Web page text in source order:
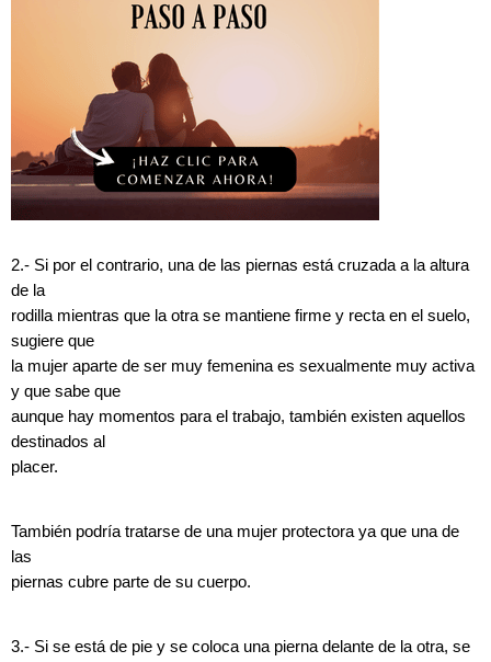
2.- Si por el contrario, una de las piernas está cruzada a la altura
de la
rodilla mientras que la otra se mantiene firme y recta en el suelo,
sugiere que
la mujer aparte de ser muy femenina es sexualmente muy activa
y que sabe que
aunque hay momentos para el trabajo, también existen aquellos
destinados al
placer.
También podría tratarse de una mujer protectora ya que una de
las
piernas cubre parte de su cuerpo.
3.- Si se está de pie y se coloca una pierna delante de la otra, se